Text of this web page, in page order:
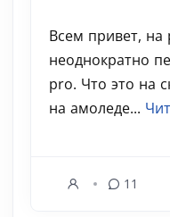
Всем привет, на
неоднократно
pro. Что это на
на амоледе...
11